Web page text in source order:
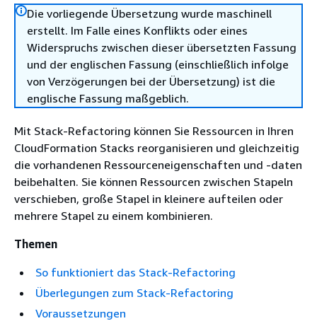
Die vorliegende Übersetzung wurde maschinell
erstellt. Im Falle eines Konflikts oder eines
Widerspruchs zwischen dieser übersetzten Fassung
und der englischen Fassung (einschließlich infolge
von Verzögerungen bei der Übersetzung) ist die
englische Fassung maßgeblich.
Mit Stack-Refactoring können Sie Ressourcen in Ihren
CloudFormation Stacks reorganisieren und gleichzeitig
die vorhandenen Ressourceneigenschaften und -daten
beibehalten. Sie können Ressourcen zwischen Stapeln
verschieben, große Stapel in kleinere aufteilen oder
mehrere Stapel zu einem kombinieren.
Themen
So funktioniert das Stack-Refactoring
Überlegungen zum Stack-Refactoring
Voraussetzungen